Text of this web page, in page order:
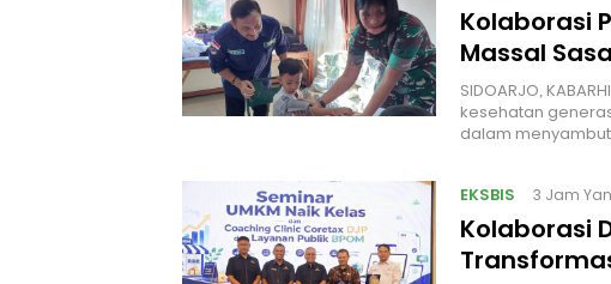
Kolaborasi
Massal
SIDOARJO,
kesehatan
dalam
EKSBIS 3 Jam
Kolaborasi